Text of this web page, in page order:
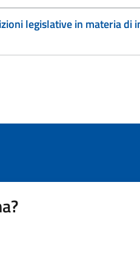
legislative in materia di